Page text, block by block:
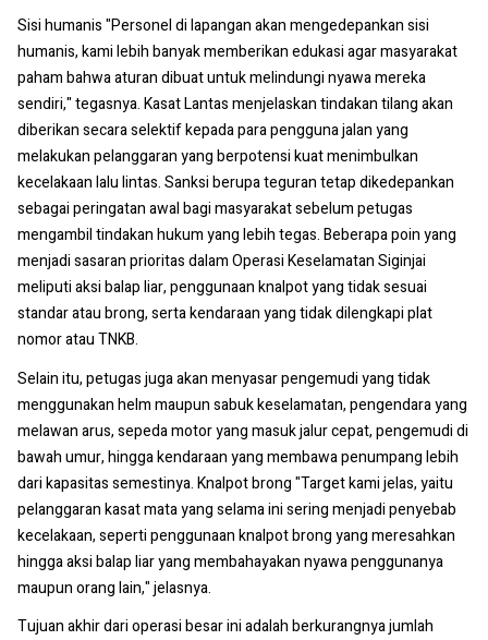
Sisi humanis "Personel di lapangan akan mengedepankan sisi
humanis, kami lebih banyak memberikan edukasi agar masyarakat
paham bahwa aturan dibuat untuk melindungi nyawa mereka
sendiri," tegasnya. Kasat Lantas menjelaskan tindakan tilang akan
diberikan secara selektif kepada para pengguna jalan yang
melakukan pelanggaran yang berpotensi kuat menimbulkan
kecelakaan lalu lintas. Sanksi berupa teguran tetap dikedepankan
sebagai peringatan awal bagi masyarakat sebelum petugas
mengambil tindakan hukum yang lebih tegas. Beberapa poin yang
menjadi sasaran prioritas dalam Operasi Keselamatan Siginjai
meliputi aksi balap liar, penggunaan knalpot yang tidak sesuai
standar atau brong, serta kendaraan yang tidak dilengkapi plat
nomor atau TNKB.
Selain itu, petugas juga akan menyasar pengemudi yang tidak
menggunakan helm maupun sabuk keselamatan, pengendara yang
melawan arus, sepeda motor yang masuk jalur cepat, pengemudi di
bawah umur, hingga kendaraan yang membawa penumpang lebih
dari kapasitas semestinya. Knalpot brong "Target kami jelas, yaitu
pelanggaran kasat mata yang selama ini sering menjadi penyebab
kecelakaan, seperti penggunaan knalpot brong yang meresahkan
hingga aksi balap liar yang membahayakan nyawa penggunanya
maupun orang lain," jelasnya.
Tujuan akhir dari operasi besar ini adalah berkurangnya jumlah